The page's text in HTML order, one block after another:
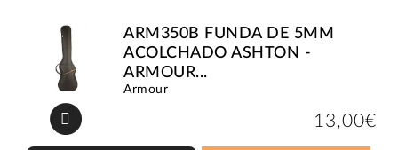
ARM350B FUNDA DE 5MM
ACOLCHADO ASHTON -
ARMOUR...
Armour
13,00€